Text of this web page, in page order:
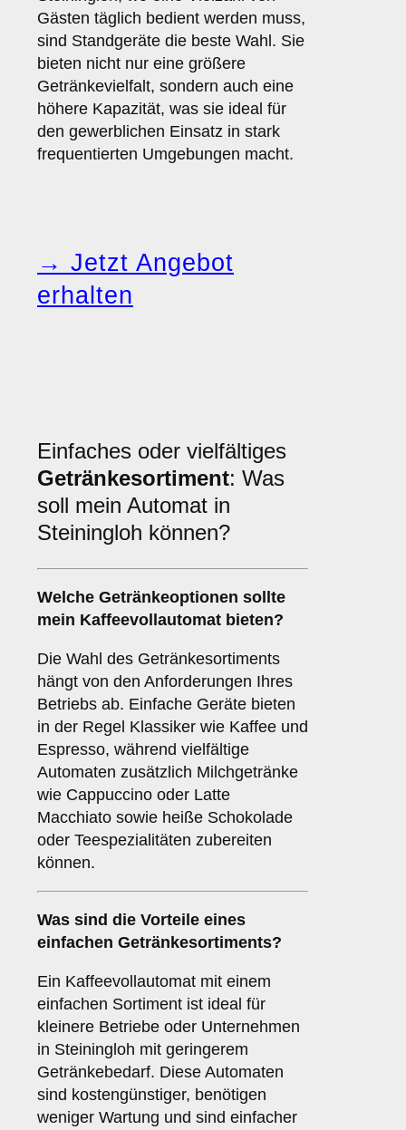
Gästen täglich bedient werden muss,
sind Standgeräte die beste Wahl. Sie
bieten nicht nur eine größere
Getränkevielfalt, sondern auch eine
höhere Kapazität, was sie ideal für
den gewerblichen Einsatz in stark
frequentierten Umgebungen macht.
→ Jetzt Angebot
erhalten
Einfaches oder vielfältiges
Getränkesortiment: Was
soll mein Automat in
Steiningloh können?
Welche Getränkeoptionen sollte
mein Kaffeevollautomat bieten?
Die Wahl des Getränkesortiments
hängt von den Anforderungen Ihres
Betriebs ab. Einfache Geräte bieten
in der Regel Klassiker wie Kaffee und
Espresso, während vielfältige
Automaten zusätzlich Milchgetränke
wie Cappuccino oder Latte
Macchiato sowie heiße Schokolade
oder Teespezialitäten zubereiten
können.
Was sind die Vorteile eines
einfachen Getränkesortiments?
Ein Kaffeevollautomat mit einem
einfachen Sortiment ist ideal für
kleinere Betriebe oder Unternehmen
in Steiningloh mit geringerem
Getränkebedarf. Diese Automaten
sind kostengünstiger, benötigen
weniger Wartung und sind einfacher